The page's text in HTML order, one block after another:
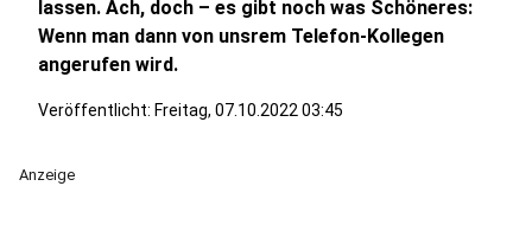
lassen. Ach, doch – es gibt noch was Schöneres:
Wenn man dann von unsrem Telefon-Kollegen
angerufen wird.
Veröffentlicht: Freitag, 07.10.2022 03:45
Anzeige